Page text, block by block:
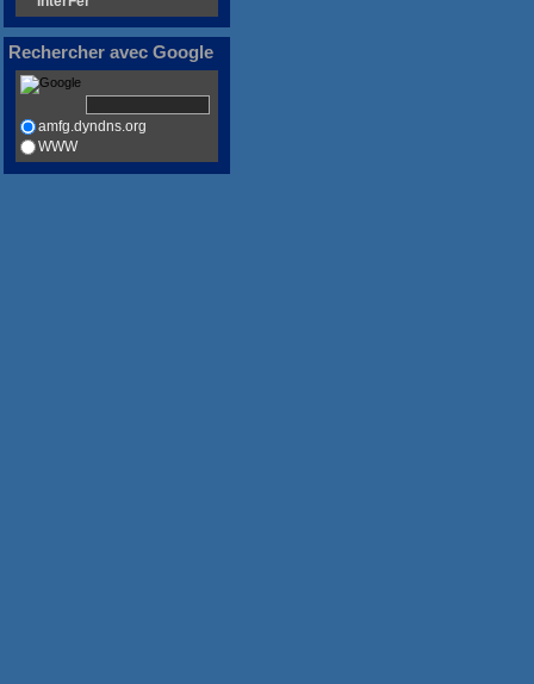
Rechercher avec Google
amfg.dyndns.org
WWW